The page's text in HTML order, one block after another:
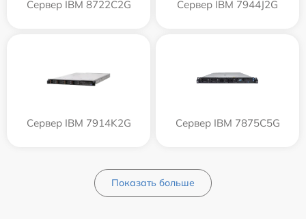
Сервер IBM 8722C2G Сервер IBM 7944J2G
Сервер IBM 7914K2G Сервер IBM 7875C5G
Показать больше